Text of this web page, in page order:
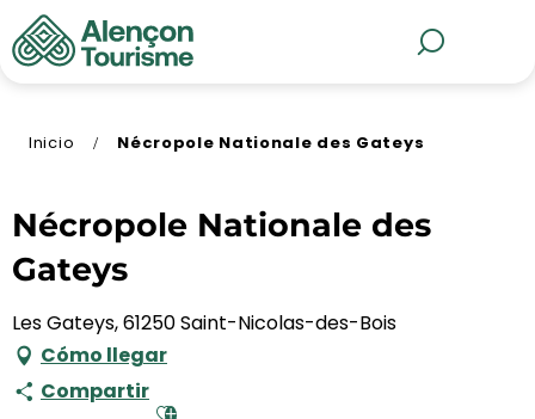
Aller
au
contenu
Inicio Nécropole Nationale des Gateys
Nécropole Nationale des
Gateys
Les Gateys, 61250 Saint-Nicolas-des-Bois
Cómo llegar
Compartir Ajouter aux favoris